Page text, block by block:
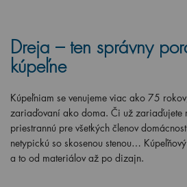
Dreja – ten správny
kúpeľne
Kúpeľniam se venujeme viac ako 75
zariaďovaní ako doma. Či už zariaďujete
priestrannú pre všetkých členov
netypickú so skosenou stenou…
a to od materiálov až po dizajn.